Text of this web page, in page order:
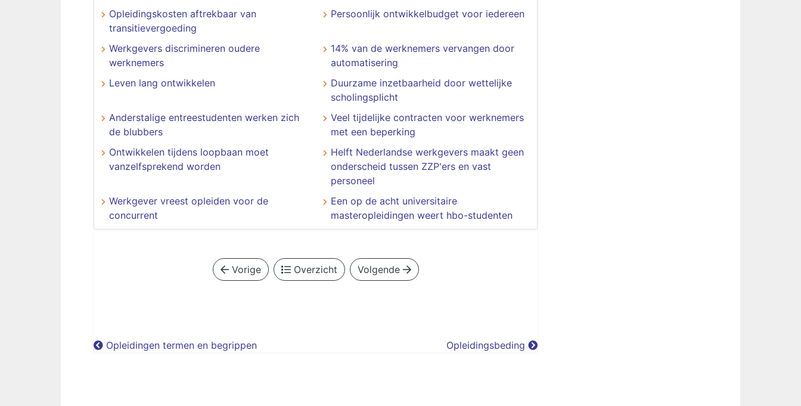
Opleidingskosten aftrekbaar van
transitievergoeding
Persoonlijk ontwikkelbudget voor iedereen
Werkgevers discrimineren oudere
werknemers
14% van de werknemers vervangen door
automatisering
Leven lang ontwikkelen
Duurzame inzetbaarheid door wettelijke
scholingsplicht
Anderstalige entreestudenten werken zich
de blubbers
Veel tijdelijke contracten voor werknemers
met een beperking
Ontwikkelen tijdens loopbaan moet
vanzelfsprekend worden
Helft Nederlandse werkgevers maakt geen
onderscheid tussen ZZP'ers en vast
personeel
Werkgever vreest opleiden voor de
concurrent
Een op de acht universitaire
masteropleidingen weert hbo-studenten
Vorige Overzicht Volgende
Opleidingen termen en begrippen Opleidingsbeding